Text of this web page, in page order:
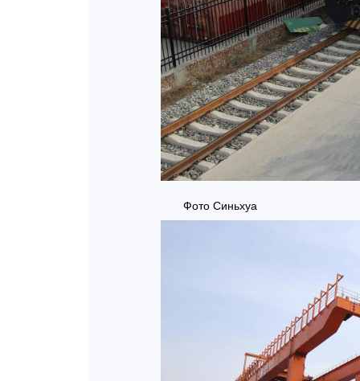
Фото Синьхуа